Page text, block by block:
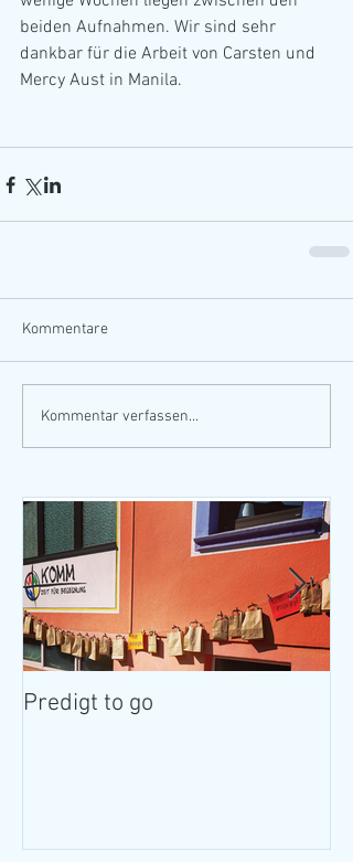
beiden Aufnahmen. Wir sind sehr
dankbar für die Arbeit von Carsten und
Mercy Aust in Manila.
Kommentare
Kommentar verfassen...
Predigt to go